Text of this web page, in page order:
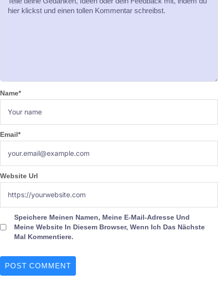
Name*
Email*
Website Url
Speichere Meinen Namen, Meine E-Mail-Adresse Und
Meine Website In Diesem Browser, Wenn Ich Das Nächste
Mal Kommentiere.